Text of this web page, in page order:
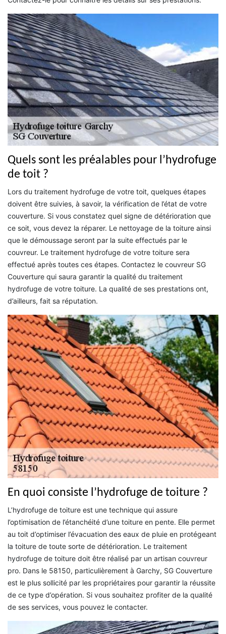
Quels sont les préalables pour l’hydrofuge
de toit ?
Lors du traitement hydrofuge de votre toit, quelques étapes
doivent être suivies, à savoir, la vérification de l’état de votre
couverture. Si vous constatez quel signe de détérioration que
ce soit, vous devez la réparer. Le nettoyage de la toiture ainsi
que le démoussage seront par la suite effectués par le
couvreur. Le traitement hydrofuge de votre toiture sera
effectué après toutes ces étapes. Contactez le couvreur SG
Couverture qui saura garantir la qualité du traitement
hydrofuge de votre toiture. La qualité de ses prestations ont,
d’ailleurs, fait sa réputation.
En quoi consiste l’hydrofuge de toiture ?
L’hydrofuge de toiture est une technique qui assure
l’optimisation de l’étanchéité d’une toiture en pente. Elle permet
au toit d’optimiser l’évacuation des eaux de pluie en protégeant
la toiture de toute sorte de détérioration. Le traitement
hydrofuge de toiture doit être réalisé par un artisan couvreur
pro. Dans le 58150, particulièrement à Garchy, SG Couverture
est le plus sollicité par les propriétaires pour garantir la réussite
de ce type d’opération. Si vous souhaitez profiter de la qualité
de ses services, vous pouvez le contacter.